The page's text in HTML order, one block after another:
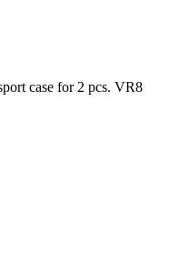
case for 2 pcs. VR8